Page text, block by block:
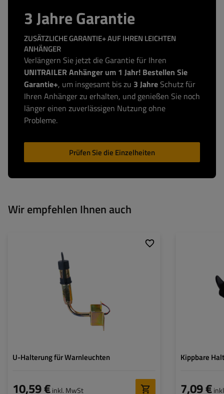
3 Jahre Garantie
ZUSÄTZLICHE GARANTIE+ AUF IHREN LEICHTEN
ANHÄNGER
Verlängern Sie jetzt die Garantie für Ihren
UNITRAILER Anhänger um 1 Jahr! Bestellen Sie
Garantie+, um insgesamt bis zu 3 Jahre Schutz für
Ihren Anhänger zu erhalten, und genießen Sie noch
länger einen zuverlässigen Nutzung ohne
Probleme.
Prüfen Sie die Einzelheiten
Wir empfehlen Ihnen auch
U-Halterung für Warnleuchten
10,59 €inkl. MwSt
Kippbare
7,09 €